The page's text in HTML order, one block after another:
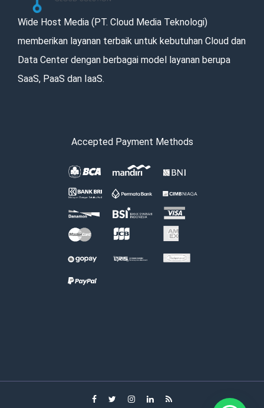
Wide Host Media (PT. Cloud Media Teknologi)
memberikan layanan terbaik untuk kebutuhan Cloud dan
Data Center dengan berbagai model layanan berupa
SaaS, PaaS dan IaaS.
Accepted Payment Methods